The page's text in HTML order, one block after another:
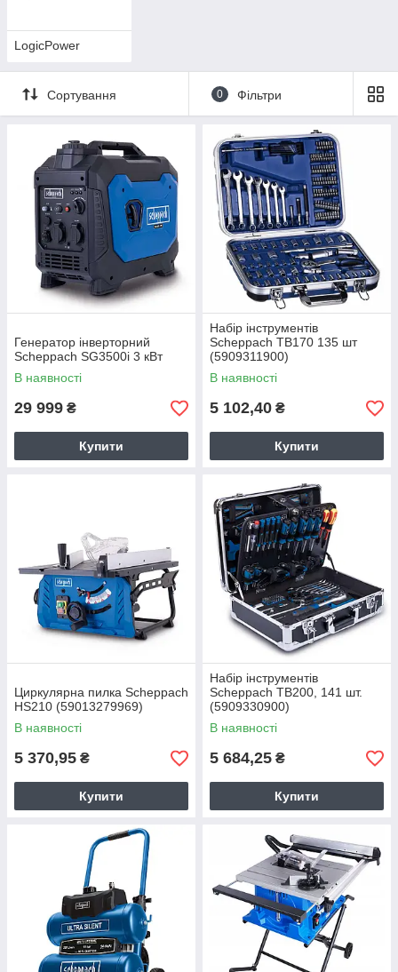
LogicPower
Сортування 0 Фільтри
Генератор інверторний
Scheppach SG3500i 3 кВт
В наявності
29 999 ₴
Купити
Набір інструментів
Scheppach TB170 135 шт
(5909311900)
В наявності
5 102,40 ₴
Купити
Циркулярна пилка Scheppach
HS210 (59013279969)
В наявності
5 370,95 ₴
Купити
Набір інструментів
Scheppach TB200, 141 шт.
(5909330900)
В наявності
5 684,25 ₴
Купити